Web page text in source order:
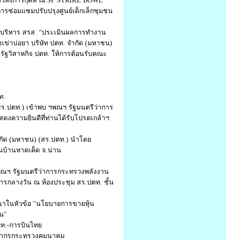
รซ่อมแซมปรับปรุงศูนย์เด็กเล็กชุมชน
หาร สรส. “ประเมินผลการทำงาน
ข่าบ่อยา บริษัท ปตท. จำกัด (มหาชน)
ฐวิสาหกิจ ปตท. ให้การต้อนรับคณะ
.
.ปตท.) เข้าพบ ฯพณฯ รัฐมนตรีว่าการ
ดงความยินดีที่ท่านได้รับโปรดเกล้าฯ
ด (มหาชน) (สร.ปตท.) นำโดย
บ้านหาดเค็ด จ.น่าน
ฯ รัฐมนตรีว่าการกระทรวงพลังงาน
รกลางวัน ณ ห้องประชุม สร.ปตท. ชั้น
าในหัวข้อ "นโยบายการขายหุ้น
"
.-การบินไทย
กรกระทรวงคมนาคม